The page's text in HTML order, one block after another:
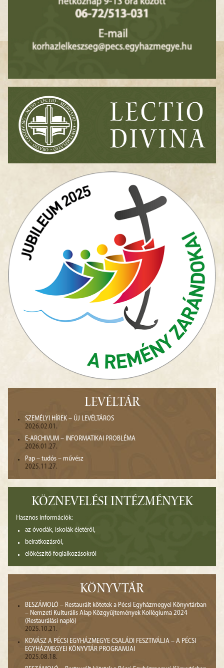
LEVÉLTÁR
SZEMÉLYI HÍREK – ÚJ LEVÉLTÁROS
2026.02.01.
E-ARCHIVUM – INFORMATIKAI PROBLÉMA
2026.01.27.
Pap – tudós – művész
2025.11.27.
KÖZNEVELÉSI INTÉZMÉNYEK
Hasznos információk:
az óvodák, iskolák életéről,
beiratkozásról,
előkészítő foglalkozásokról
KÖNYVTÁR
BESZÁMOLÓ – Restaurált kötetek a Pécsi Egyházmegyei Könyvtárban
– Nemzeti Kulturális Alap Közgyűjtemények Kollégiuma 2024
(Restaurálási napló)
2025.10.21.
KOVÁSZ A PÉCSI EGYHÁZMEGYE CSALÁDI FESZTIVÁLJA – A PÉCSI
EGYHÁZMEGYEI KÖNYVTÁR PROGRAMJAI
2025.08.18.